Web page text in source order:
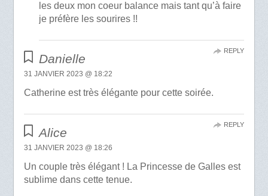
les deux mon coeur balance mais tant qu’à faire
je préfère les sourires !!
Danielle
31 JANVIER 2023 @ 18:22
Catherine est très élégante pour cette soirée.
REPLY
Alice
31 JANVIER 2023 @ 18:26
Un couple très élégant ! La Princesse de Galles est
sublime dans cette tenue.
REPLY